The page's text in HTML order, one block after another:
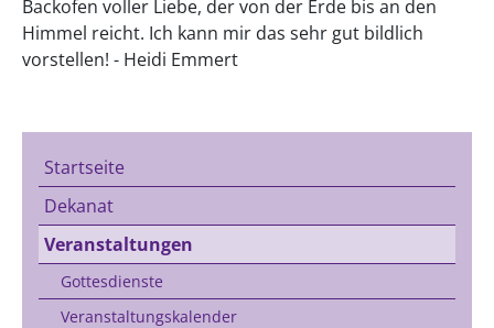
Backofen voller Liebe, der von der Erde bis an den
Himmel reicht. Ich kann mir das sehr gut bildlich
vorstellen! - Heidi Emmert
Startseite
Dekanat
Veranstaltungen
Gottesdienste
Veranstaltungskalender